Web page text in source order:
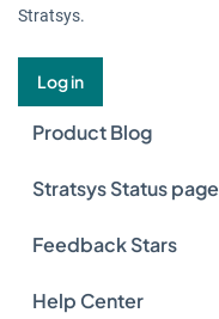
Stratsys.
Log in
Product Blog
Stratsys Status page
Feedback Stars
Help Center
& Webinar
found here.